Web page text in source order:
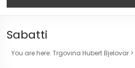
Sabatti
You are here: Trgovina Hubert Bjelovar>